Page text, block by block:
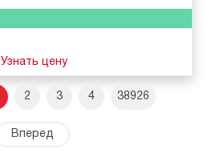
Узнать цену
2 3 4 38926
Вперед